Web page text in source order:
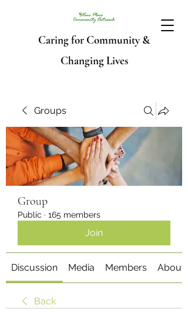
Caring for Community &
Changing Lives
Groups
Group
Public · 165 members
Join
Discussion Media Members About
Back